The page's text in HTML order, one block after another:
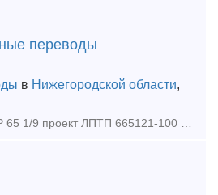
переводы
в Нижегородской области,
Стрелочный перевод Р 65 1/9 проект ЛПТП 665121-100 с хранения ( без износа ) ЛЕВЫЙ